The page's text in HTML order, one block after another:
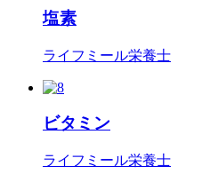
塩素
ライフミール栄養士
ビタミン
ライフミール栄養士